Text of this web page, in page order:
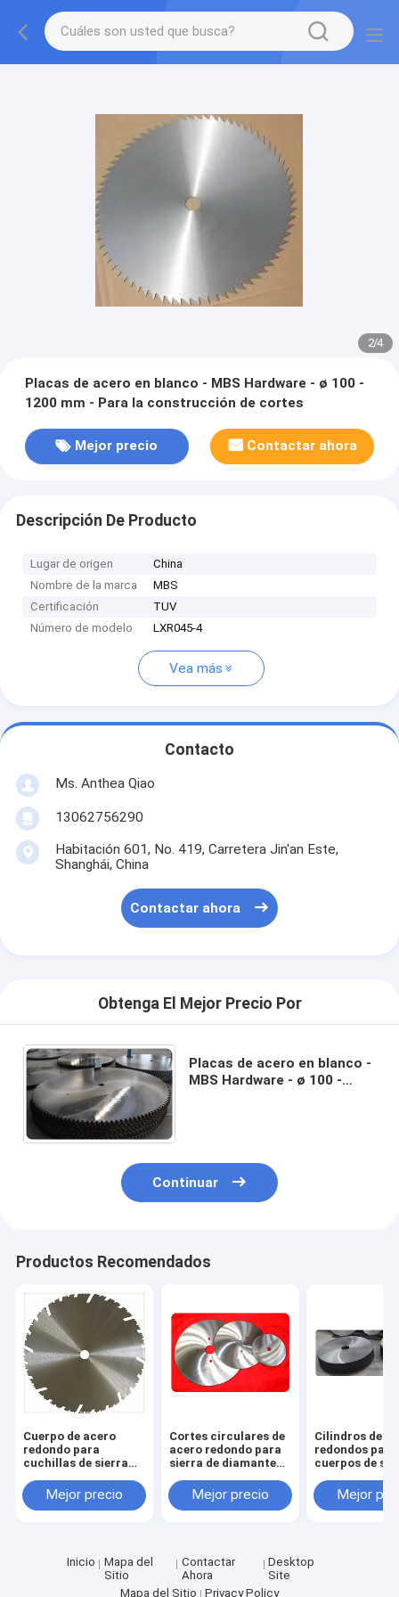
2/4
Placas de acero en blanco - MBS Hardware - ø 100 -
1200 mm - Para la construcción de cortes
Mejor precio Contactar ahora
Descripción De Producto
Lugar de origen
China
Nombre de la marca
MBS
Certificación
TUV
Número de modelo
LXR045-4
Vea más
Contacto
Ms. Anthea Qiao
13062756290
Habitación 601, No. 419, Carretera Jin'an Este,
Shanghái, China
Contactar ahora
Obtenga El Mejor Precio Por
Placas de acero en blanco -
MBS Hardware - ø 100 -
Continuar
Productos Recomendados
Cuerpo de acero
redondo para
cuchillas de sierra
Tamaño 313 mm x
1,6 mm x 30 mm
Mejor precio
Cortes circulares de
acero redondo para
sierra de diamante
circulares con punta
de carburo de
mm hasta 1200 mm
Mejor precio
Cilindros de
redondos para
cuerpos de
tamaño 198
2,0 mm x 30
Mejor
Inicio
Mapa del
Sitio
Contactar
Ahora
Desktop
Site
Mapa del Sitio
Privacy Policy